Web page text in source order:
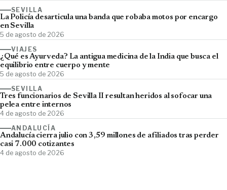
SEVILLA
La Policía desarticula una banda que robaba motos por encargo
en Sevilla
5 de agosto de 2026
VIAJES
¿Qué es Ayurveda? La antigua medicina de la India que busca el
equilibrio entre cuerpo y mente
5 de agosto de 2026
SEVILLA
Tres funcionarios de Sevilla II resultan heridos al sofocar una
pelea entre internos
4 de agosto de 2026
ANDALUCÍA
Andalucía cierra julio con 3,59 millones de afiliados tras perder
casi 7.000 cotizantes
4 de agosto de 2026